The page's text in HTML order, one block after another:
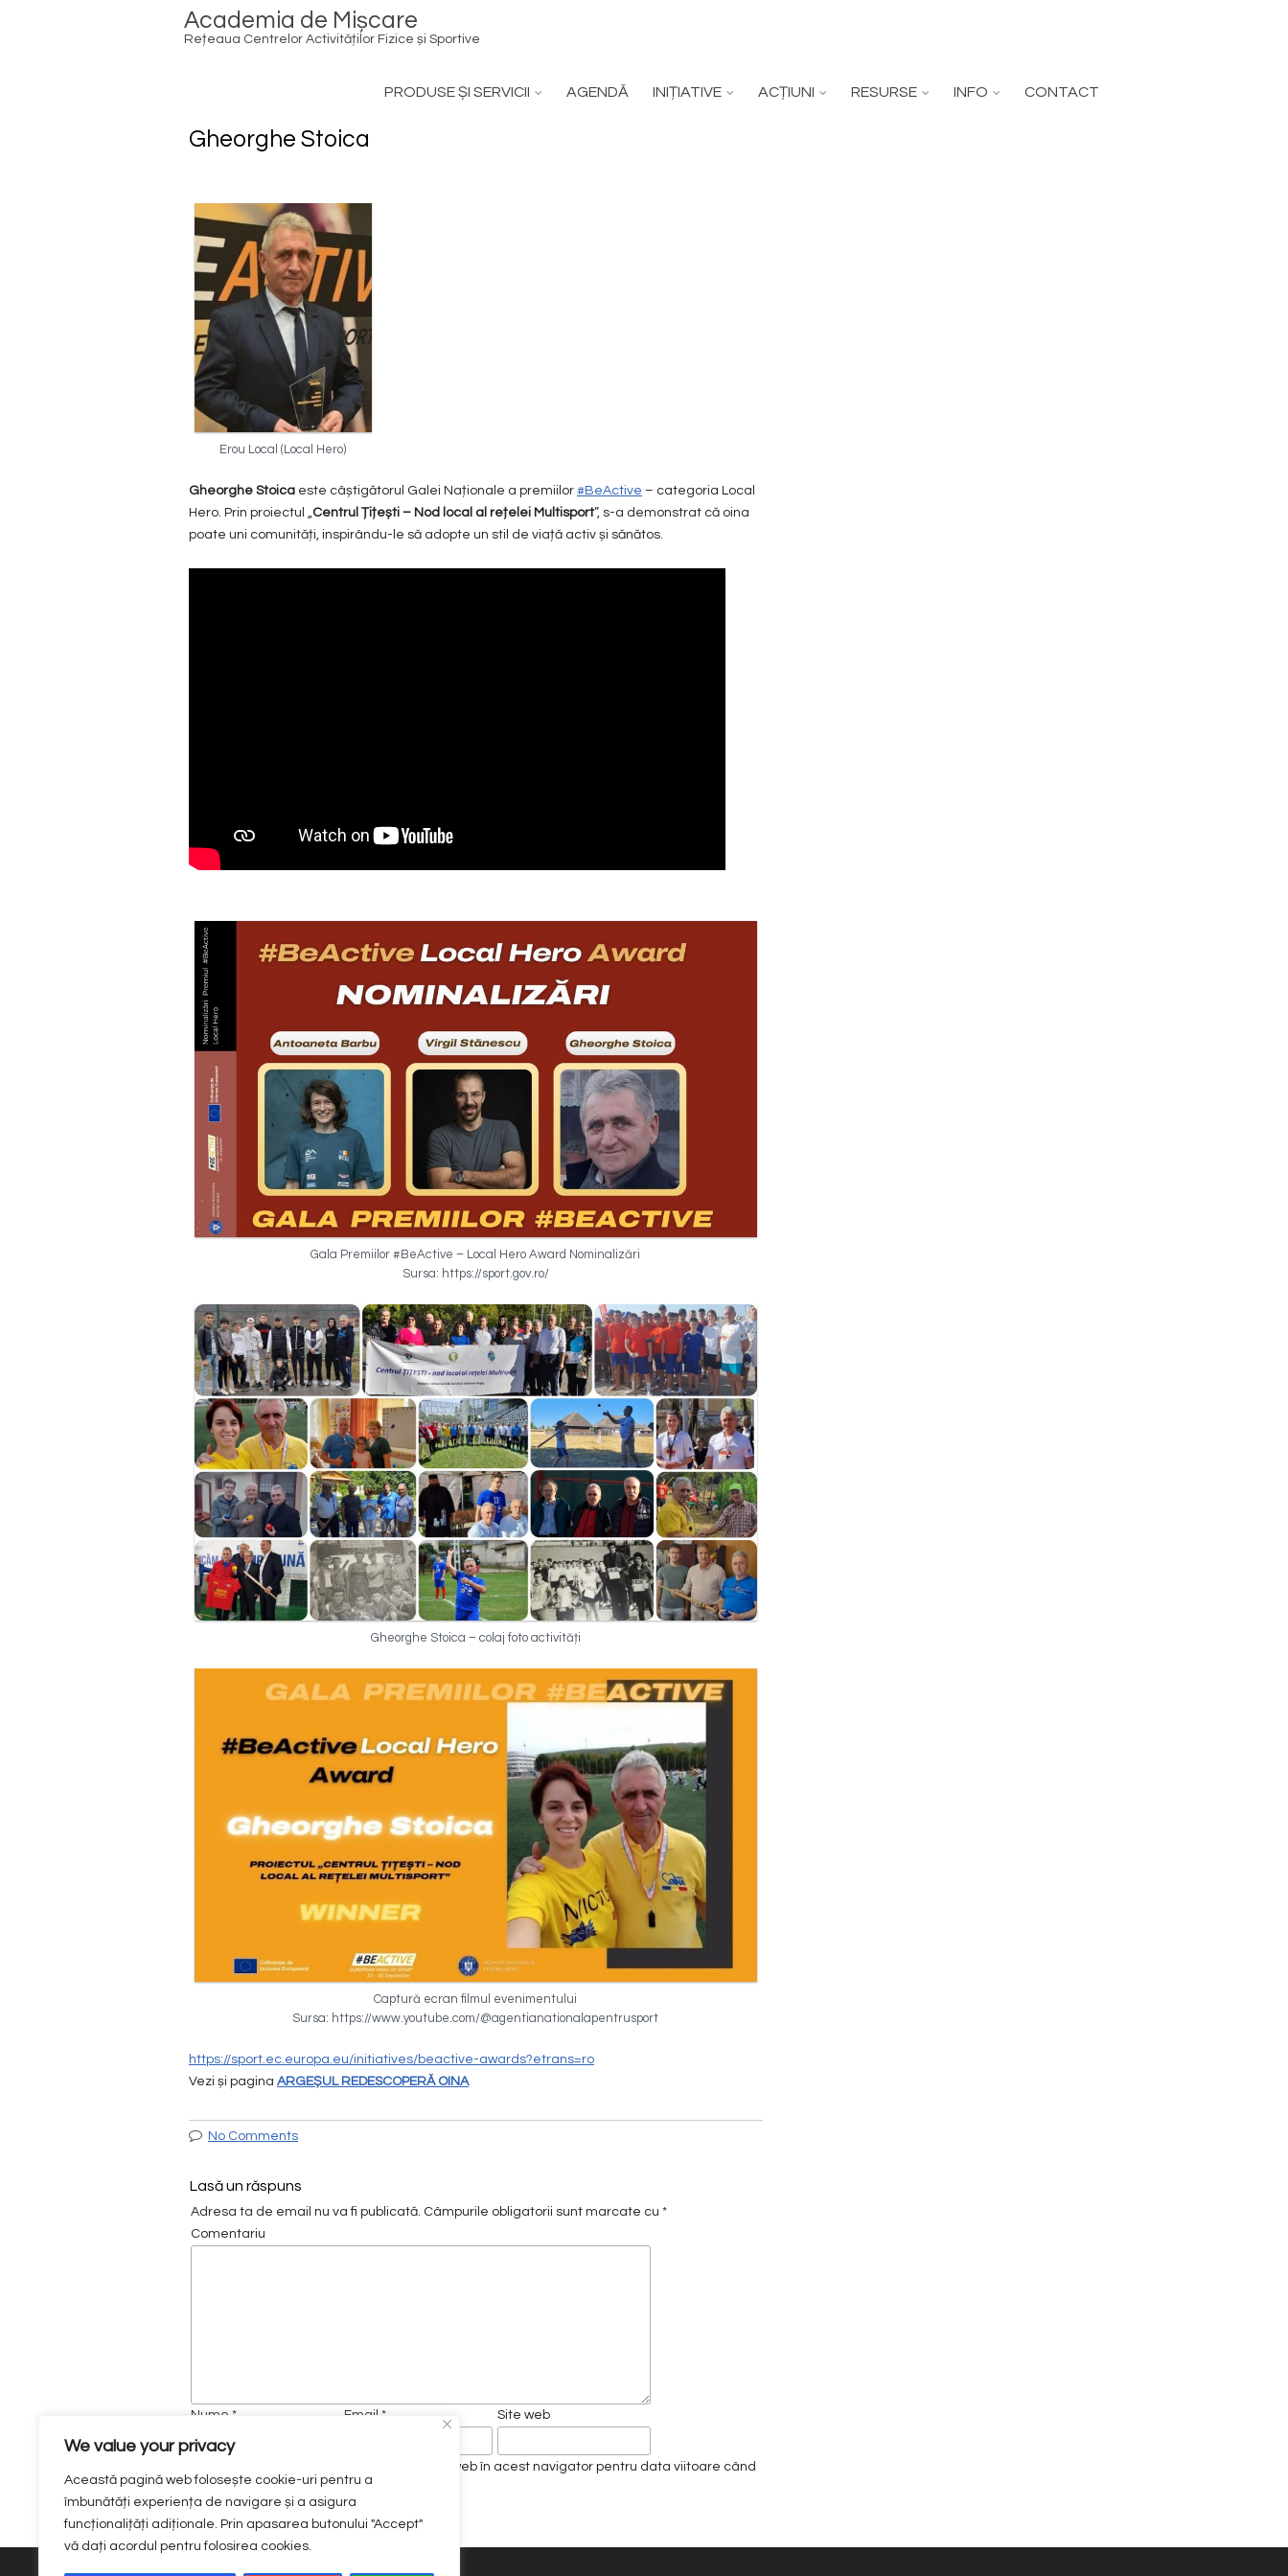
We value your privacy
Această pagină web folosește cookie-uri pentru a
îmbunătăți experiența de navigare și a asigura
funcționalițăți adiționale. Prin apasarea butonului "Accept"
vă dați acordul pentru folosirea cookies.
Academia de Mișcare
Rețeaua Centrelor Activităților Fizice și Sportive
PRODUSE ȘI SERVICII AGENDĂ INIȚIATIVE ACȚIUNI RESURSE INFO CONTACT
Gheorghe Stoica
Erou Local (Local Hero)
Gheorghe Stoica este câștigătorul Galei Naționale a premiilor #BeActive – categoria Local
Hero. Prin proiectul „Centrul Țițești – Nod local al rețelei Multisport”, s-a demonstrat că oina
poate uni comunități, inspirându-le să adopte un stil de viață activ și sănătos.
Gala Premiilor #BeActive – Local Hero Award Nominalizări
Sursa: https://sport.gov.ro/
Gheorghe Stoica – colaj foto activități
Captură ecran filmul evenimentului
Sursa: https://www.youtube.com/@agentianationalapentrusport
https://sport.ec.europa.eu/initiatives/beactive-awards?etrans=ro
Vezi și pagina ARGEȘUL REDESCOPERĂ OINA
No Comments
Lasă un răspuns
Adresa ta de email nu va fi publicată. Câmpurile obligatorii sunt marcate cu *
Comentariu
Nume * Email * Site web
Salvează-mi numele, emailul și site-ul web în acest navigator pentru data viitoare când
o să comentez.